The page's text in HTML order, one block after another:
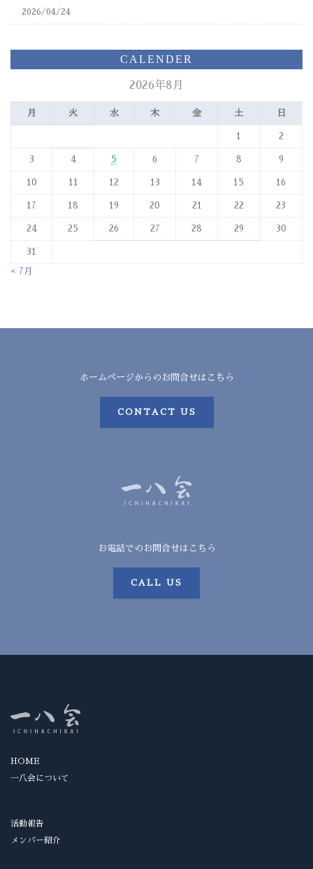
2026/04/24
CALENDER
2026年8月
月 火 水 木 金 土 日
1 2
3 4 5 6 7 8 9
10 11 12 13 14 15 16
17 18 19 20 21 22 23
24 25 26 27 28 29 30
31
« 7月
ホームページからのお問合せはこちら
CONTACT US
お電話でのお問合せはこちら
CALL US
HOME
一八会について
活動報告
メンバー紹介